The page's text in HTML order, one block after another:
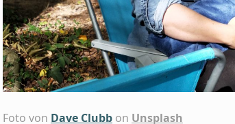
Foto von Dave Clubbon Unsplash